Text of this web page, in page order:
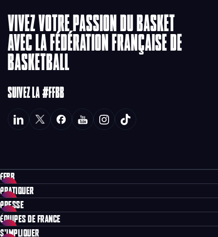
VIVEZ VOTRE PASSION DU BASKET
AVEC LA FÉDÉRATION FRANÇAISE DE
BASKETBALL
SUIVEZ LA #FFBB
FFBB
PRATIQUER
PRESSE
ÉQUIPES DE FRANCE
S'IMPLIQUER